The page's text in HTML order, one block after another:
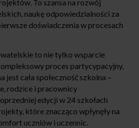
To szansa na rozwój
naukę odpowiedzialności za
doświadczenia w procesach
to nie tylko wsparcie
proces partycypacyjny,
jest cała społeczność szkolna –
rodzice i pracownicy
edycji w 24 szkołach
które znacząco wpłynęły na
uczniów i uczennic.